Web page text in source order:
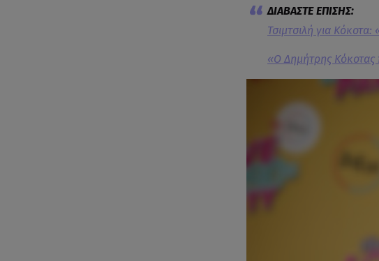
Τσιμτσιλή για
«Ο Δημήτρης Κόκοτας